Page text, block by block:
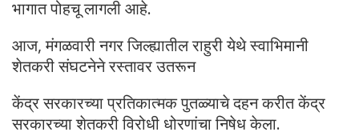
भागात पोहचू लागली आहे.
आज, मंगळवारी नगर जिल्ह्यातील राहुरी येथे स्वाभिमानी
शेतकरी संघटनेने रस्तावर उतरून
केंद्र सरकारच्या प्रतिकात्मक पुतळ्याचे दहन करीत केंद्र
सरकारच्या शेतकरी विरोधी धोरणांचा निषेध केला.